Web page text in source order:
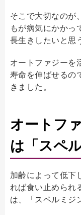
そこで大切なのが
もが病気にかかっ
長生きしたいと思
オートファジーを
寿命を伸ばせるの
きました。
オートフ
は「スペ
加齢によって低下
れば食い止められ
は、「スペルミジ